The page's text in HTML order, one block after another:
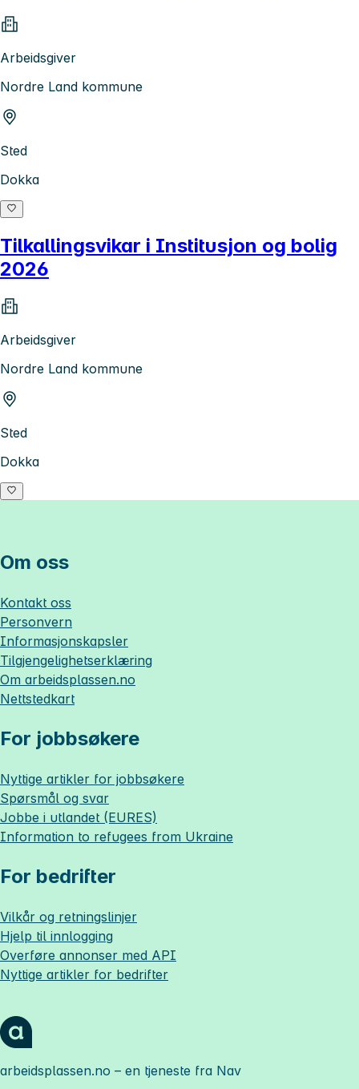
Arbeidsgiver
Nordre Land kommune
Sted
Dokka
Tilkallingsvikar i Institusjon og bolig
2026
Arbeidsgiver
Nordre Land kommune
Sted
Dokka
Om oss
Kontakt oss
Personvern
Informasjonskapsler
Tilgjengelighetserklæring
Om arbeidsplassen.no
Nettstedkart
For jobbsøkere
Nyttige artikler for jobbsøkere
Spørsmål og svar
Jobbe i utlandet (EURES)
Information to refugees from Ukraine
For bedrifter
Vilkår og retningslinjer
Hjelp til innlogging
Overføre annonser med API
Nyttige artikler for bedrifter
arbeidsplassen.no – en tjeneste fra Nav